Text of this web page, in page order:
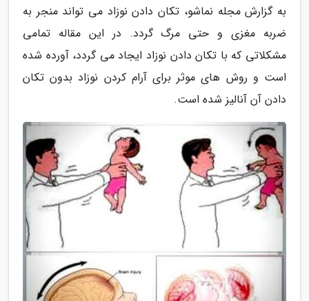
به گزارش مجله نماشو، تکان دادن نوزاد می تواند منجر به
ضربه مغزی و حتی مرگ گردد. در این مقاله تمامی
مشکلاتی که با تکان دادن نوزاد ایجاد می گردد، آورده شده
است و روش های موثر برای آرام کردن نوزاد بدون تکان
دادن آن آنالیز شده است.